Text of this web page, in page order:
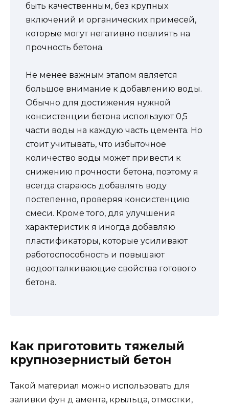
быть качественным, без крупных
включений и органических примесей,
которые могут негативно повлиять на
прочность бетона.
Не менее важным этапом является
большое внимание к добавлению воды.
Обычно для достижения нужной
консистенции бетона используют 0,5
части воды на каждую часть цемента. Но
стоит учитывать, что избыточное
количество воды может привести к
снижению прочности бетона, поэтому я
всегда стараюсь добавлять воду
постепенно, проверяя консистенцию
смеси. Кроме того, для улучшения
характеристик я иногда добавляю
пластификаторы, которые усиливают
работоспособность и повышают
водоотталкивающие свойства готового
бетона.
Как приготовить тяжелый
крупнозернистый бетон
Такой материал можно использовать для
заливки фун д амента, крыльца, отмостки,